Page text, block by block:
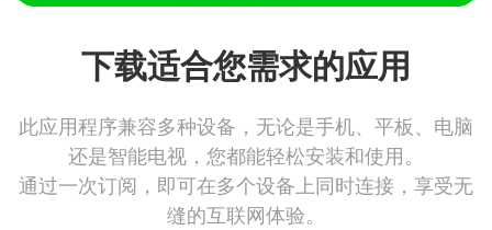
下载适合您需求的应用
此应用程序兼容多种设备，无论是手机、平板、电脑
还是智能电视，您都能轻松安装和使用。
通过一次订阅，即可在多个设备上同时连接，享受无
缝的互联网体验。